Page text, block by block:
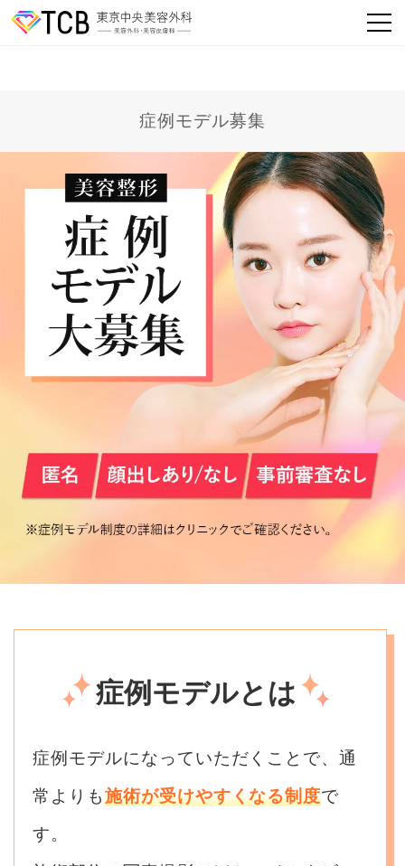
症例モデル募集
症例モデルとは
症例モデルになっていただくことで、通
常よりも施術が受けやすくなる制度で
す。